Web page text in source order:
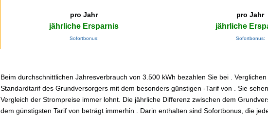
pro Jahr
jährliche Ersparnis
Sofortbonus:
pro Jahr
jährliche
Sofortbonus:
Beim durchschnittlichen Jahresverbrauch von 3.500 kWh bezahlen Sie bei .
Standardtarif des Grundversorgers mit dem besonders günstigen -Tarif von . Sie
Vergleich der Strompreise immer lohnt. Die jährliche Differenz zwischen dem
dem günstigsten Tarif von beträgt immerhin . Darin enthalten sind Sofortbonus, die